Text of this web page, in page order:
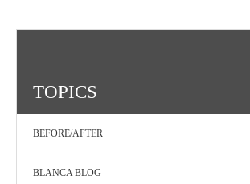
TOPICS
BEFORE/AFTER
BLANCA BLOG